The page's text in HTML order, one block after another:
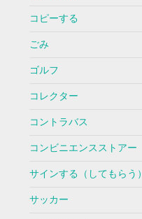
コピーする
ごみ
ゴルフ
コレクター
コントラバス
コンビニエンスストアー
サインする（してもらう）
サッカー